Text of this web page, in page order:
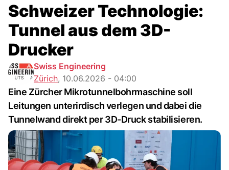
Schweizer Technologie:
Tunnel aus dem 3D-
Drucker
Swiss Engineering
Zürich, 10.06.2026 - 04:00
Eine Zürcher Mikrotunnelbohrmaschine soll
Leitungen unterirdisch verlegen und dabei die
Tunnelwand direkt per 3D-Druck stabilisieren.